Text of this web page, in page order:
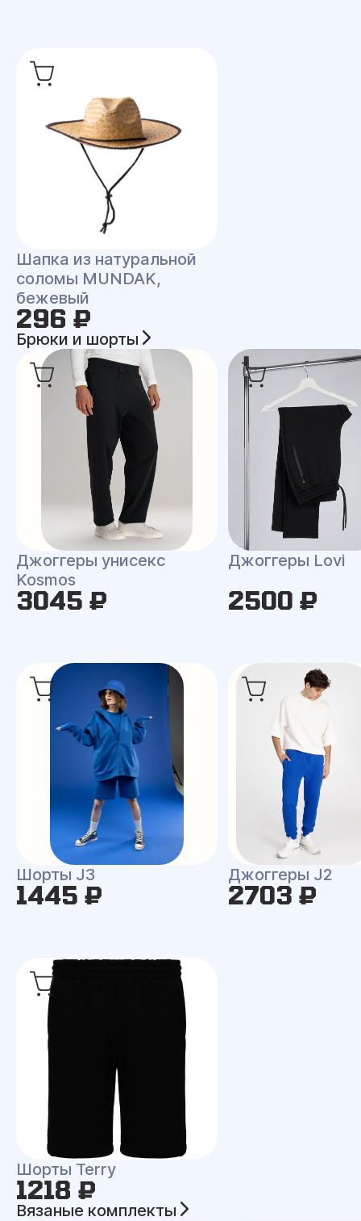
Шапка из натуральной
соломы MUNDAK,
бежевый
296 ₽
Брюки и шорты
Джоггеры унисекс
Kosmos
3045 ₽
Джоггеры Lovi
2500 ₽
Шорты J3
1445 ₽
Джоггеры J2
2703 ₽
Шорты Terry
1218 ₽
Вязаные комплекты